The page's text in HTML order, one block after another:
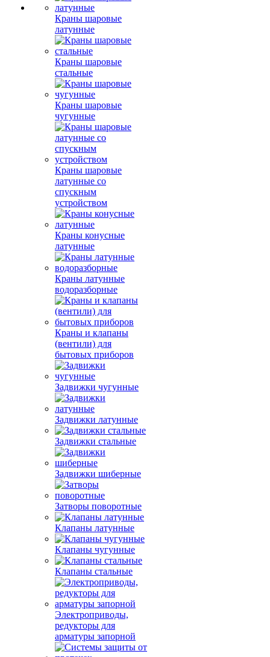
Краны шаровые
латунные
Краны шаровые
стальные
Краны шаровые
чугунные
Краны шаровые
латунные со
спускным
устройством
Краны конусные
латунные
Краны латунные
водоразборные
Краны и клапаны
(вентили) для
бытовых приборов
Задвижки чугунные
Задвижки латунные
Задвижки стальные
Задвижки шиберные
Затворы поворотные
Клапаны латунные
Клапаны чугунные
Клапаны стальные
Электроприводы,
редукторы для
арматуры запорной